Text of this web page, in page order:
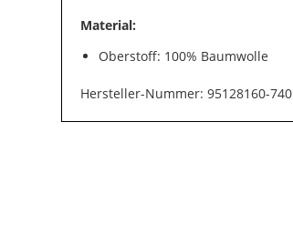
Material:
Oberstoff: 100% Baumwolle
Hersteller-Nummer: 95128160-740